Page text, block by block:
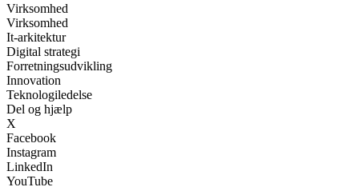
Virksomhed
Virksomhed
It-arkitektur
Digital strategi
Forretningsudvikling
Innovation
Teknologiledelse
Del og hjælp
X
Facebook
Instagram
LinkedIn
YouTube